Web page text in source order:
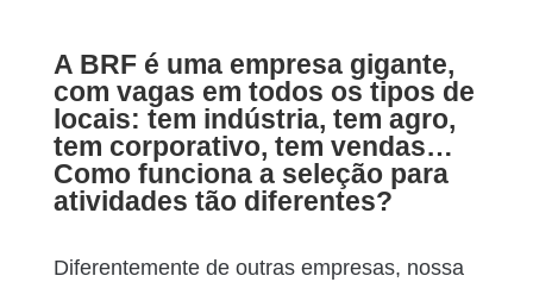
A BRF é uma empresa gigante,
com vagas em todos os tipos de
locais: tem indústria, tem agro,
tem corporativo, tem vendas…
Como funciona a seleção para
atividades tão diferentes?
Diferentemente de outras empresas, nossa